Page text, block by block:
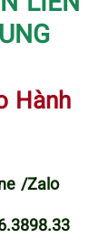
Hành
/Zalo